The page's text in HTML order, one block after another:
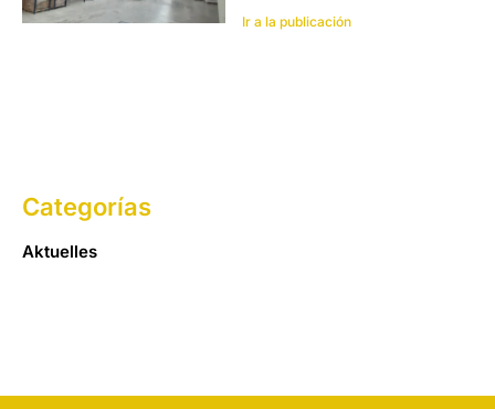
Ir a la publicación
Categorías
Aktuelles